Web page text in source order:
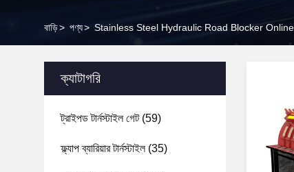
বাড়ি> পণ্য> Stainless Steel Hydraulic Road Blocker
ক্যাটাগরি
ট্রাইপড টার্নস্টাইল গেট(59)
ফ্ল্যাপ ব্যারিয়ার টার্নস্টাইল(35)